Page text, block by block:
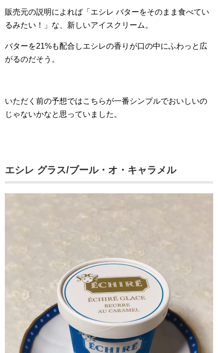
販売元の説明によれば「エシレ バターをそのまま食べてい
るみたい！」な、新しいアイスクリーム。
バターを21%も配合しエシレの香りが口の中にふわっと広
がるのだそう。
いただく前の予想ではこちらが一番シンプルでおいしいの
じゃないかなと思っていました。
エシレ グラス/ブール・オ・キャラメル